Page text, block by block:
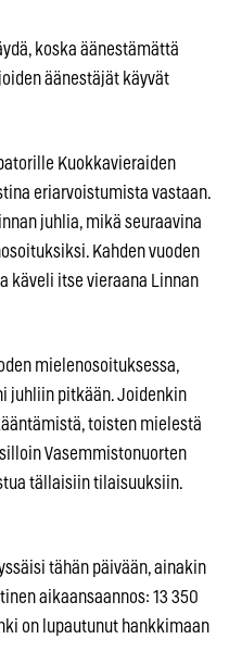
koska äänestämättä
äänestäjät käyvät
Kuokkavieraiden
eriarvoistumista vastaan.
juhlia, mikä seuraavina
Kahden vuoden
käveli itse vieraana Linnan
mielenosoituksessa,
juhliin pitkään. Joidenkin
toisten mielestä
Vasemmistonuorten
tällaisiin tilaisuuksiin.
tähän päivään, ainakin
aikaansaannos: 13 350
on lupautunut hankkimaan